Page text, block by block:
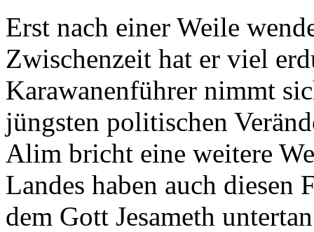
Erst nach einer Weile
Zwischenzeit hat er viel
Karawanenführer nimmt
jüngsten politischen
Alim bricht eine weitere
Landes haben auch
dem Gott Jesameth